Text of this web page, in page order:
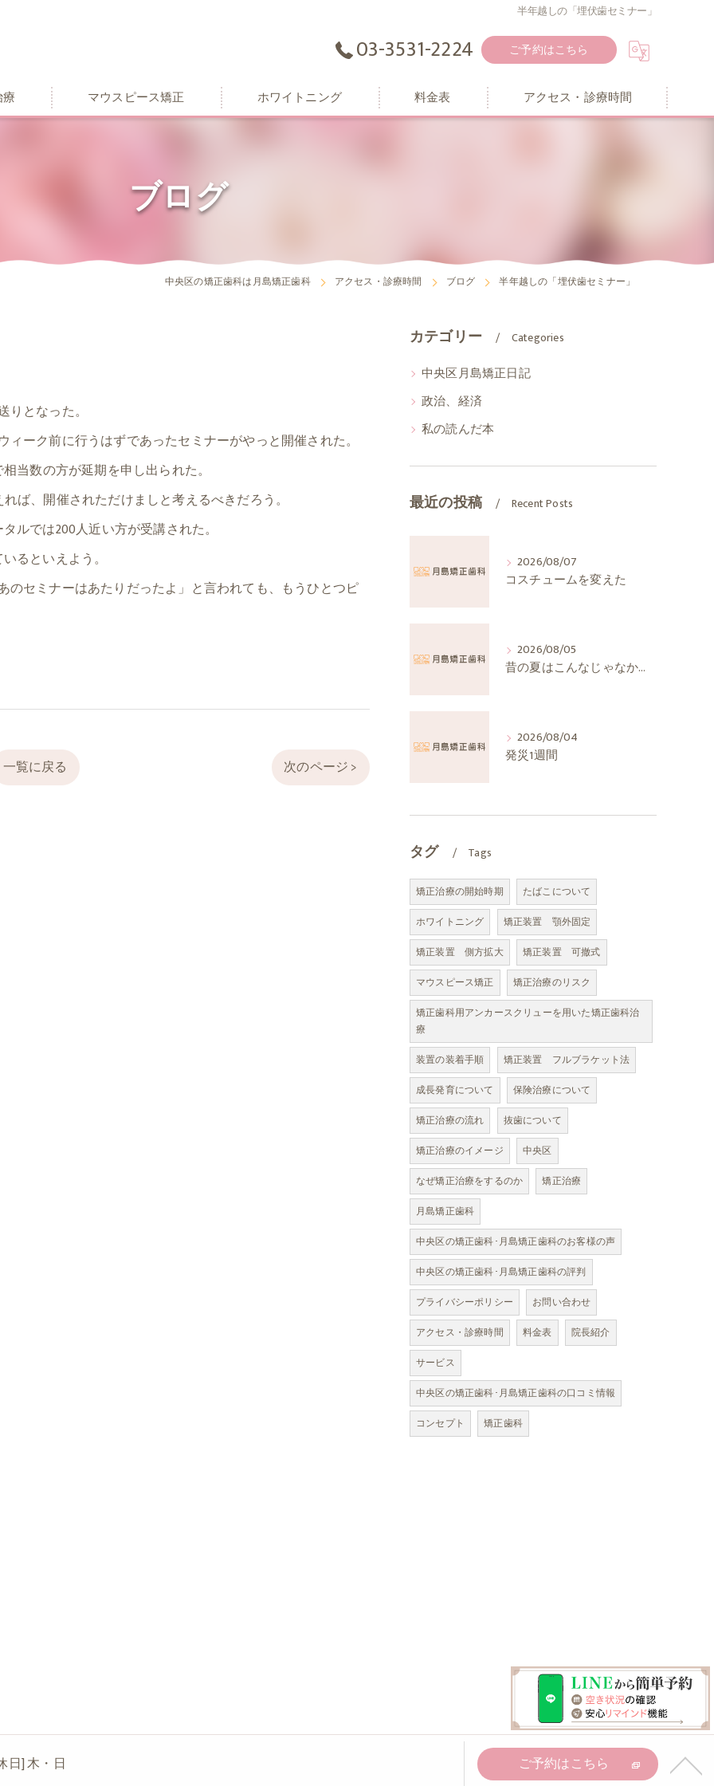
半年越しの「埋伏歯セミナー」
03-3531-2224 ご予約はこちら
マウスピース矯正 ホワイトニング 料金表 アクセス・診療時間
ブログ
中央区の矯正歯科は月島矯正歯科 アクセス・診療時間 ブログ 半年越しの「埋伏歯セミナー」
となった。
ーク前に行うはずであったセミナーがやっと開催された。
当数の方が延期を申し出られた。
ば、開催されただけましと考えるべきだろう。
ルでは200人近い方が受講された。
るといえよう。
セミナーはあたりだったよ」と言われても、もうひとつピ
一覧に戻る 次のページ >
カテゴリー Categories
中央区月島矯正日記
政治、経済
私の読んだ本
最近の投稿 Recent Posts
2026/08/07
コスチュームを変えた
2026/08/05
昔の夏はこんなじゃなかったか
2026/08/04
発災1週間
タグ Tags
矯正治療の開始時期
たばこについて
ホワイトニング
矯正装置 顎外固定
矯正装置 側方拡大
矯正装置 可撤式
マウスピース矯正
矯正治療のリスク
矯正歯科用アンカースクリューを用いた矯正歯科治
療
装置の装着手順
矯正装置 フルブラケット法
成長発育について
保険治療について
矯正治療の流れ
抜歯について
矯正治療のイメージ
中央区
なぜ矯正治療をするのか
矯正治療
月島矯正歯科
中央区の矯正歯科･月島矯正歯科のお客様の声
中央区の矯正歯科･月島矯正歯科の評判
プライバシーポリシー
お問い合わせ
アクセス・診療時間
料金表
院長紹介
サービス
中央区の矯正歯科･月島矯正歯科の口コミ情報
コンセプト
矯正歯科
日] 木・日 ご予約はこちら